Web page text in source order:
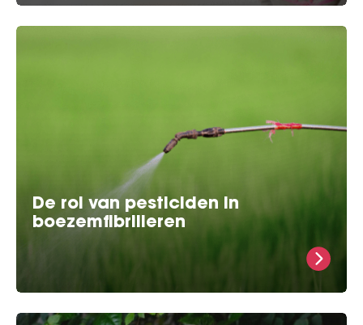
patiënten bij. Voor alle patiënten met
boezemfibrilleren, kan bij geschat 1
De rol van pesticiden in
boezemfibrilleren
boezemfibrilleren Prof. Brundel is initiatiefnemer van
het project CIRCULAR, die recent een grote subsidie
vanuit de Nationale WetenschapsAgenda van het
NWO (de Nederlandse Organisatie